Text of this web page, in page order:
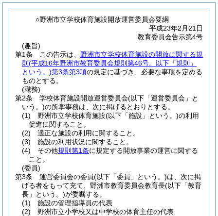
○野洲市立学校体育施設開放運営委員会要綱
平成23年2月21日
教育委員会告示第4号
(趣旨)
第1条
この告示は、 野洲市立学校体育施設の開放に関する規
則 (平成16年野洲市教育委員会規則第46号。以下「規則」
という。)第3条第3項の規定に基づき、必要な事項を定める
ものとする。
(職務)
第2条
学校体育施設開放運営委員会(以下「運営委員会」と
いう。)の所掌事務は、次に掲げるとおりとする。
(1)
野洲市立学校体育施設(以下「施設」という。)の利用
促進に関すること。
(2)
適正な施設の利用に関すること。
(3)
施設の利用状況に関すること。
(4)
その他規則第1条に規定する開放事業の運営に関する
こと。
(委員)
第3条
運営委員会の委員(以下「委員」という。)は、次に掲
げる者をもって充て、野洲市教育委員会教育長(以下「教育
長」という。)が委嘱する。
(1)
施設の管理指導員の代表
(2)
野洲市立小学校又は中学校の体育主任の代表